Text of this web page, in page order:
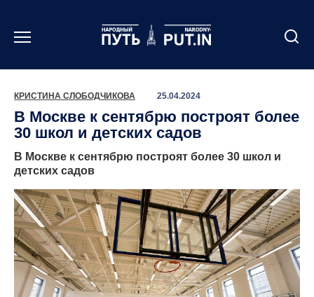
содержанию
КРИСТИНА СЛОБОДЧИКОВА 25.04.2024
В Москве к сентябрю построят более
30 школ и детских садов
В Москве к сентябрю построят более 30 школ и
детских садов